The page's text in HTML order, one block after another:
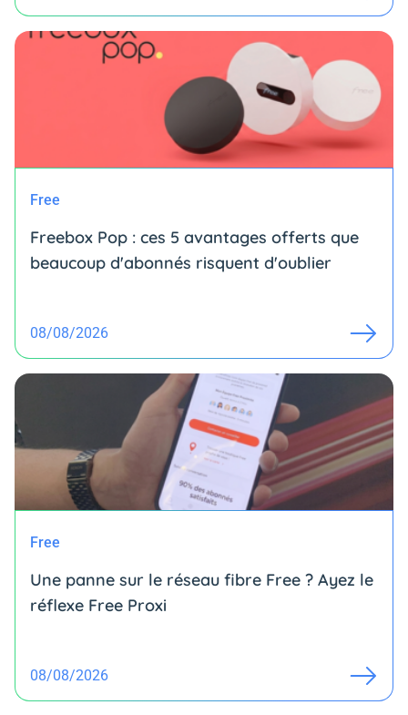
Free
Freebox Pop : ces 5 avantages offerts que
beaucoup d'abonnés risquent d'oublier
08/08/2026
Free
Une panne sur le réseau fibre Free ? Ayez le
réflexe Free Proxi
08/08/2026